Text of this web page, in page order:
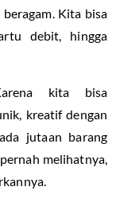
Kita bisa
debit, hingga
kita bisa
kreatif dengan
jutaan barang
melihatnya,